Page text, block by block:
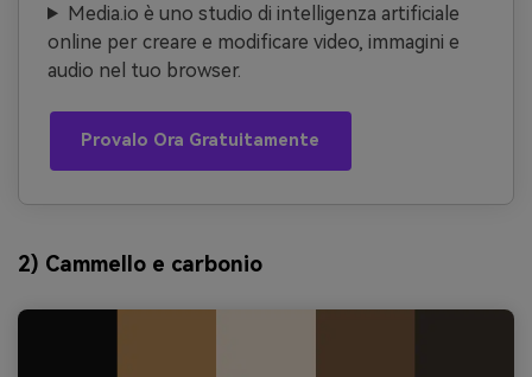
Media.io è uno studio di intelligenza artificiale
online per creare e modificare video, immagini e
audio nel tuo browser.
Provalo Ora Gratuitamente
2) Cammello e carbonio